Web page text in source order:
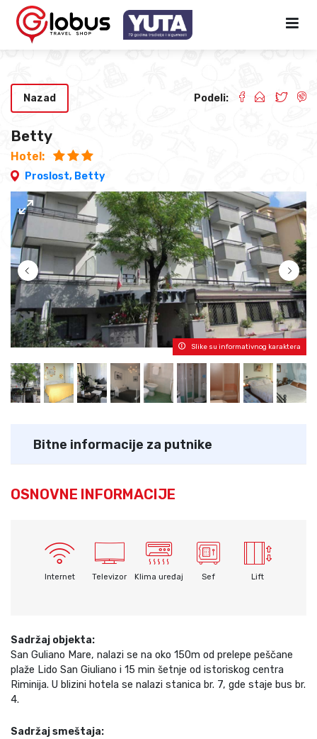
Betty
Hotel:
Proslost, Betty
Nazad Podeli:
Slike su informativnog karaktera
Bitne informacije za putnike
OSNOVNE INFORMACIJE
Internet Televizor Klima uređaj Sef Lift
Sadržaj objekta:
San Guliano Mare, nalazi se na oko 150m od prelepe peščane
plaže Lido San Giuliano i 15 min šetnje od istoriskog centra
Riminija. U blizini hotela se nalazi stanica br. 7, gde staje bus br.
4.
Sadržaj smeštaja: